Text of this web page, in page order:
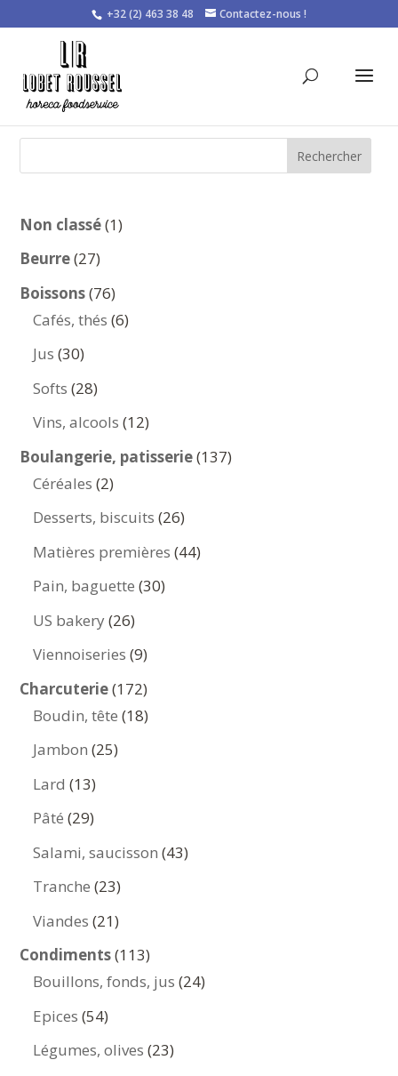
+32 (2) 463 38 48 Contactez-nous !
Rechercher
Non classé 11
Beurre 2727
produits
Boissons 7676
produits
Cafés, thés 66
Jus 3030
produits
Softs 2828
produits
Vins, alcools 1212
produits
Boulangerie, patisserie 137137
Céréales 22
produits
Desserts, biscuits 2626
produits
Matières premières 4444
Pain, baguette 3030
US bakery 2626
produits
Viennoiseries 99
produits
Charcuterie 172172
produits
Boudin, tête 1818
Jambon 2525
Lard 1313
produits
Pâté 2929
produits
Salami, saucisson 4343
Tranche 2323
produits
Viandes 2121
produits
Condiments 113113
produits
Bouillons, fonds, jus 2424
Epices 5454
produits
Légumes, olives 2323